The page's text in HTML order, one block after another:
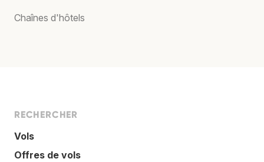
Chaînes d'hôtels
RECHERCHER
Vols
Offres de vols